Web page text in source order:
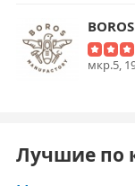
BOROS
мкр.5,
Лучшие по